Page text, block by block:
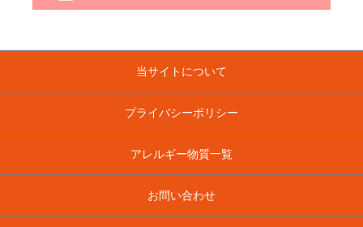
当サイトについて
プライバシーポリシー
アレルギー物質一覧
お問い合わせ